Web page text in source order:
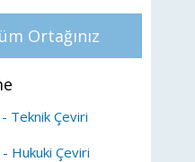
Ortağınız
Teknik Çeviri
Hukuki Çeviri